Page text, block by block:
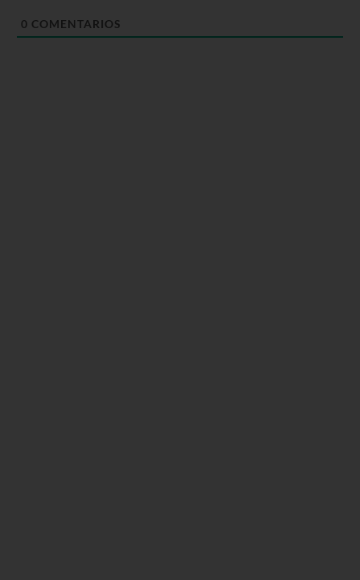
0 COMENTARIOS